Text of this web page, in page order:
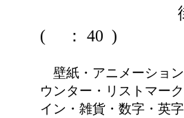
(
： 40 )
壁紙・アニメーショ
ウンター・リストマー
イン・雑貨・数字・英